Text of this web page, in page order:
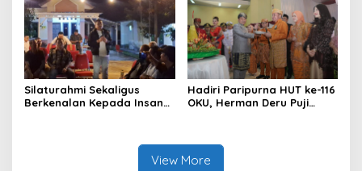
Silaturahmi Sekaligus
Berkenalan Kepada Insan
Hadiri Paripurna HUT ke-116
OKU, Herman Deru Puji
View More